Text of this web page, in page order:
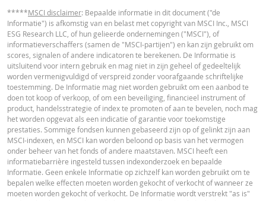
werkelijkheid wordt bij Turbo's op de stop loss reset datum, bij toepasselijke
eventuele ex-dividendnoteringen, bij eventuele specifieke corporate actions
indien toepasselijk, bij het doorrollen van futures aangepast. De invloed van
periodiek doorrollen van futures wordt ook in de calculator buiten
gelaten. Ook door afrondingen kunnen getoonde waarden afwijken van de
ontwikkelingen van waarden in de werkelijkheid.
BNP Paribas treedt niet op als uw juridisch of fiscaal adviseur, accountant of
beleggingsadviseur en heeft op geen enkele wijze een fiduciaire verplichting
tegenover u in verband met de calculator en/of in verband met eventuele
transacties in door BNP Paribas uitgegeven producten of andere
transacties. U mag niet op BNP Paribas vertrouwen voor beleggingsadvies
aanbevelingen, ongeacht van welke aard. Hoewel de getoonde koersen zijn
gebaseerd op betrouwbaar geachte informatie, wordt de juistheid of
volledigheid hiervan niet gegarandeerd. BNP Paribas biedt geen garanties
betrekking tot de informatie verstrekt door de calculator en aanvaardt geen
enkele aansprakelijkheid voor directe, indirecte, bijzondere, incidentele,
*****MSCI disclaimer: Bepaalde informatie in dit document ("de
Informatie") is afkomstig van en belast met copyright van MSCI Inc., MSCI
ESG Research LLC, of hun gelieerde ondernemingen ("MSCI"), of
informatieverschaffers (samen de "MSCI-partijen") en kan zijn gebruikt om
scores, signalen of andere indicatoren te berekenen. De Informatie is
uitsluitend voor intern gebruik en mag niet in zijn geheel of gedeeltelijk
worden vermenigvuldigd of verspreid zonder voorafgaande schriftelijke
toestemming. De Informatie mag niet worden gebruikt om een aanbod te
doen tot koop of verkoop, of om een beveiliging, financieel instrument of
product, handelsstrategie of index te promoten of aan te bevelen, noch mag
het worden opgevat als een indicatie of garantie voor toekomstige
prestaties. Sommige fondsen kunnen gebaseerd zijn op of gelinkt zijn aan
MSCI-indexen, en MSCI kan worden beloond op basis van het vermogen
onder beheer van het fonds of andere maatstaven. MSCI heeft een
informatiebarrière ingesteld tussen indexonderzoek en bepaalde
Informatie. Geen enkele Informatie op zichzelf kan worden gebruikt om te
bepalen welke effecten moeten worden gekocht of verkocht of wanneer ze
moeten worden gekocht of verkocht. De Informatie wordt verstrekt "as is"